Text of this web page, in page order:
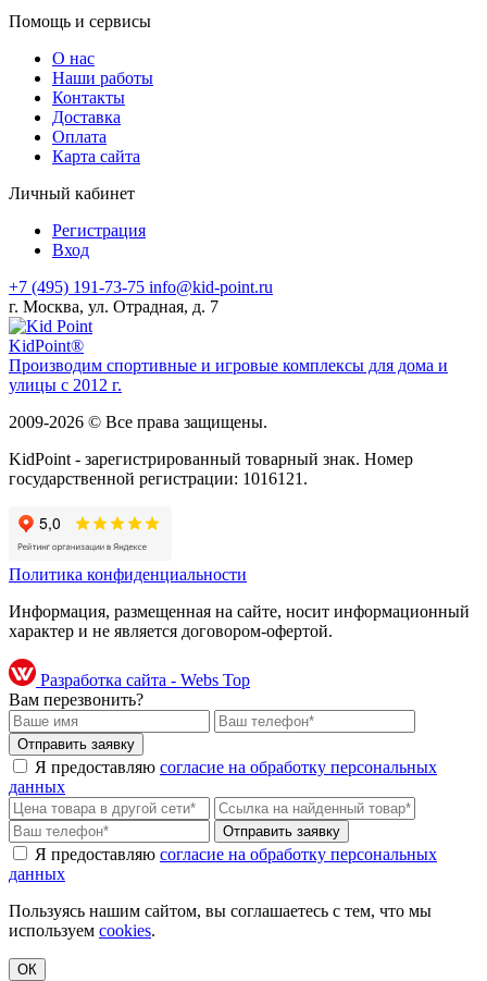
Помощь и сервисы
О нас
Наши работы
Контакты
Доставка
Оплата
Карта сайта
Личный кабинет
Регистрация
Вход
+7 (495) 191-73-75 info@kid-point.ru
г. Москва, ул. Отрадная, д. 7
KidPoint®
Производим спортивные и игровые комплексы для дома и
улицы с 2012 г.
2009-2026 © Все права защищены.
KidPoint - зарегистрированный товарный знак. Номер
государственной регистрации: 1016121.
Политика конфиденциальности
Информация, размещенная на сайте, носит информационный
характер и не является договором-офертой.
Разработка сайта - Webs Top
Вам перезвонить?
Я предоставляю согласие на обработку персональных
данных
Я предоставляю согласие на обработку персональных
данных
Пользуясь нашим сайтом, вы соглашаетесь с тем, что мы
используем cookies.
ОК